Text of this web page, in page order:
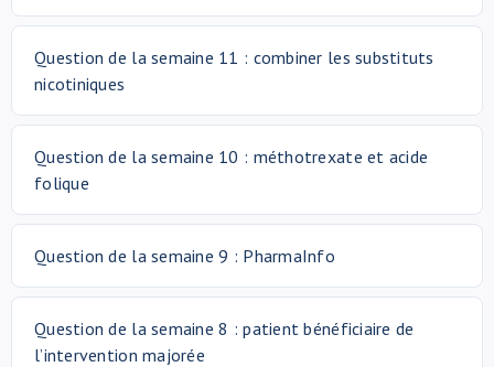
Question de la semaine 11 : combiner les substituts
nicotiniques
Question de la semaine 10 : méthotrexate et acide
folique
Question de la semaine 9 : PharmaInfo
Question de la semaine 8 : patient bénéficiaire de
l’intervention majorée